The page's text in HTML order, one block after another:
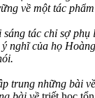
về một tác
tác chỉ sợ phụ
nghĩ của họ
trung những bài